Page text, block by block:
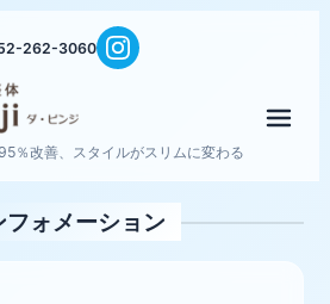
262-3060
％改善、スタイルがスリムに変わる
フォメーション